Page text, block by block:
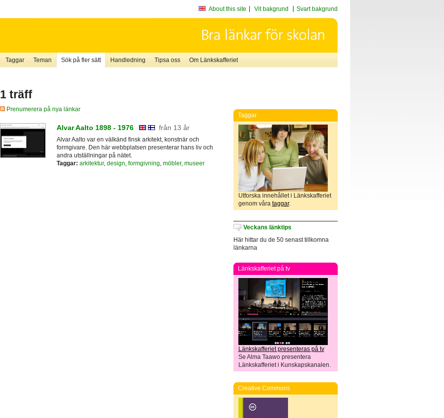
About this site Vit bakgrund Svart bakgrund
Taggar Teman Sök på fler sätt Handledning Tipsa oss Om Länkskafferiet
1 träff
Prenumerera på nya länkar
Alvar Aalto 1898 - 1976 från 13 år
Alvar Aalto var en välkänd finsk arkitekt, konstnär och
formgivare. Den här webbplatsen presenterar hans liv och
andra utställningar på nätet.
Taggar: arkitektur, design formgivning möbler, museer
Taggar
Utforska innehållet i Länkskafferiet
genom våra taggar.
Veckans länktips
Här hittar du de 50 senast tillkomna
länkarna
Länkskafferiet på tv
Länkskafferiet presenteras på tv
Se Alma Taawo presentera
Länkskafferiet i Kunskapskanalen.
Creative Commons